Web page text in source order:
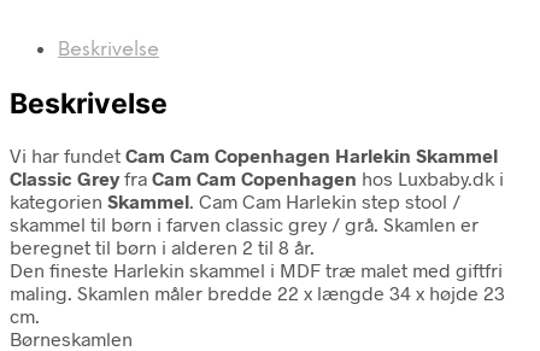
Beskrivelse
Beskrivelse
Vi har fundet Cam Cam Copenhagen Harlekin Skammel
Classic Greyfra Cam Cam Copenhagen hos Luxbaby.dk i
kategorien Skammel. Cam Cam Harlekin step stool /
skammel til børn i farven classic grey / grå. Skamlen er
beregnet til børn i alderen 2 til 8 år.
Den fineste Harlekin skammel i MDF træ malet med giftfri
maling. Skamlen måler bredde 22 x længde 34 x højde 23
cm.
Børneskamlen